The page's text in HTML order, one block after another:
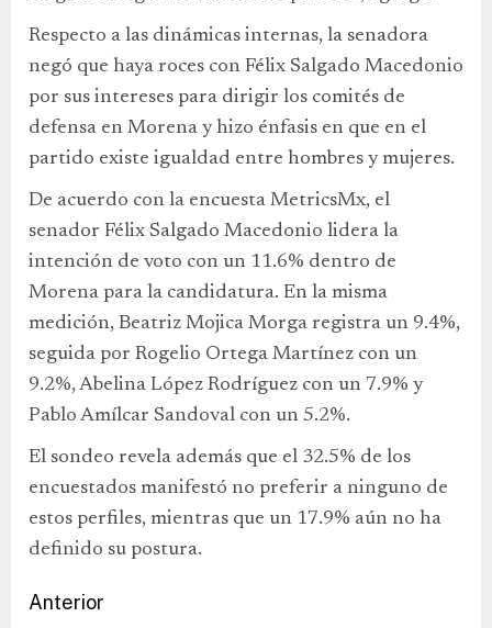
Respecto a las dinámicas internas, la senadora
negó que haya roces con Félix Salgado Macedonio
por sus intereses para dirigir los comités de
defensa en Morena y hizo énfasis en que en el
partido existe igualdad entre hombres y mujeres.
De acuerdo con la encuesta MetricsMx, el
senador Félix Salgado Macedonio lidera la
intención de voto con un 11.6% dentro de
Morena para la candidatura. En la misma
medición, Beatriz Mojica Morga registra un 9.4%,
seguida por Rogelio Ortega Martínez con un
9.2%, Abelina López Rodríguez con un 7.9% y
Pablo Amílcar Sandoval con un 5.2%.
El sondeo revela además que el 32.5% de los
encuestados manifestó no preferir a ninguno de
estos perfiles, mientras que un 17.9% aún no ha
definido su postura.
Anterior